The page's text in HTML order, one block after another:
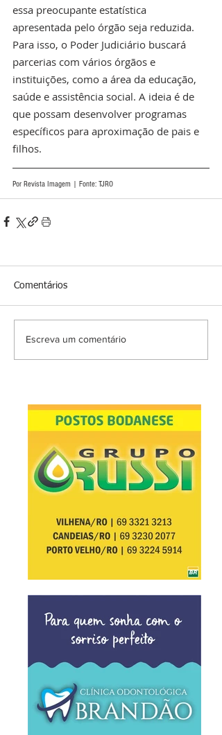
essa preocupante estatística
apresentada pelo órgão seja reduzida.
Para isso, o Poder Judiciário buscará
parcerias com vários órgãos e
instituições, como a área da educação,
saúde e assistência social. A ideia é de
que possam desenvolver programas
específicos para aproximação de pais e
filhos.
Por Revista Imagem | Fonte: TJRO
Comentários
Escreva um comentário